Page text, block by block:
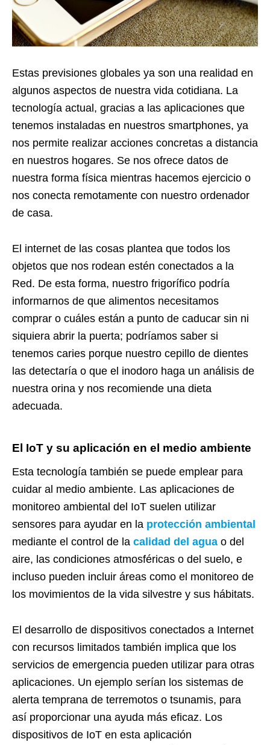
Estas previsiones globales ya son una realidad en
algunos aspectos de nuestra vida cotidiana. La
tecnología actual, gracias a las aplicaciones que
tenemos instaladas en nuestros smartphones, ya
nos permite realizar acciones concretas a distancia
en nuestros hogares. Se nos ofrece datos de
nuestra forma física mientras hacemos ejercicio o
nos conecta remotamente con nuestro ordenador
de casa.
El internet de las cosas plantea que todos los
objetos que nos rodean estén conectados a la
Red. De esta forma, nuestro frigorífico podría
informarnos de que alimentos necesitamos
comprar o cuáles están a punto de caducar sin ni
siquiera abrir la puerta; podríamos saber si
tenemos caries porque nuestro cepillo de dientes
las detectaría o que el inodoro haga un análisis de
nuestra orina y nos recomiende una dieta
adecuada.
El IoT y su aplicación en el medio ambiente
Esta tecnología también se puede emplear para
cuidar al medio ambiente. Las aplicaciones de
monitoreo ambiental del IoT suelen utilizar
sensores para ayudar en la protección ambiental
mediante el control de la calidad del agua o del
aire, las condiciones atmosféricas o del suelo, e
incluso pueden incluir áreas como el monitoreo de
los movimientos de la vida silvestre y sus hábitats.
El desarrollo de dispositivos conectados a Internet
con recursos limitados también implica que los
servicios de emergencia pueden utilizar para otras
aplicaciones. Un ejemplo serían los sistemas de
alerta temprana de terremotos o tsunamis, para
así proporcionar una ayuda más eficaz. Los
dispositivos de IoT en esta aplicación